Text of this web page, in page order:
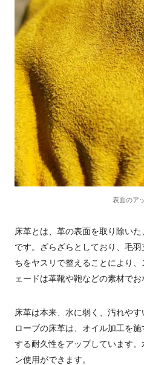
表面のア
床革とは、革の表面を取り除い
です。ざらざらとしており、毛
ちをヤスリで整えることにより
ェードは革靴や鞄などの素材でお
床革は本来、水に弱く、汚れや
ローブの床革は、オイル加工を
する耐久性をアップしています
ン使用ができます。